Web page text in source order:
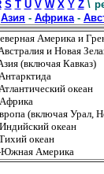
S T U V W X Y Z \
Азия - Африка-
Америка и
и Новая
(включая Кавказ)
океан
(включая Урал,
океан
океан
Америка